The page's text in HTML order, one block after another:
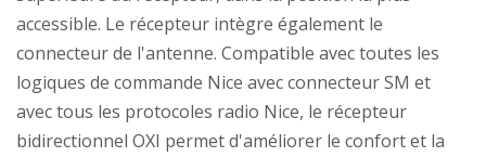
accessible. Le récepteur intègre également le
connecteur de l'antenne. Compatible avec toutes les
logiques de commande Nice avec connecteur SM et
avec tous les protocoles radio Nice, le récepteur
bidirectionnel OXI permet d'améliorer le confort et la